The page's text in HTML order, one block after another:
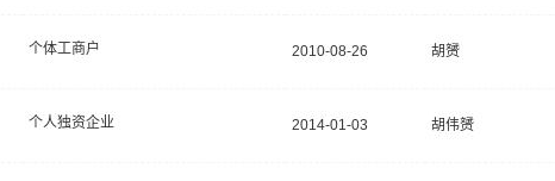
个体工商户 2010-08-26 胡赟
个人独资企业 2014-01-03 胡伟赟